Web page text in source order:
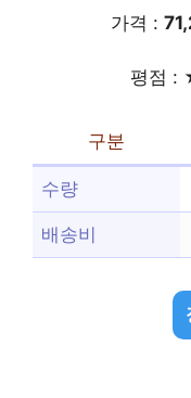
가격 :
평점 :
구분
수량
배송비